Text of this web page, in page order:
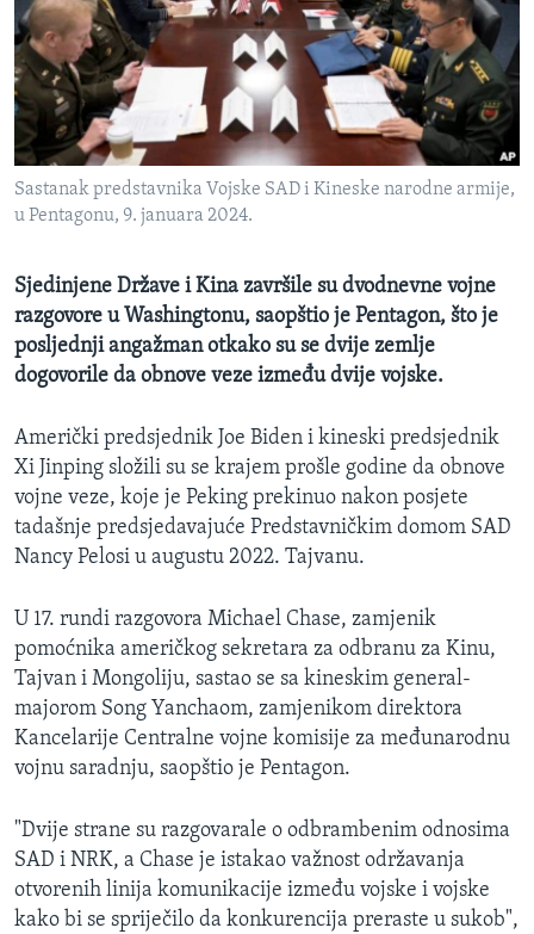
MAGAZIN
O GLASU AMERIKE
Learning English
PRATITE NAS
Jezici
Sastanak predstavnika Vojske SAD i Kineske narodne armije,
u Pentagonu, 9. januara 2024.
Sjedinjene Države i Kina završile su dvodnevne vojne
razgovore u Washingtonu, saopštio je Pentagon, što je
posljednji angažman otkako su se dvije zemlje
dogovorile da obnove veze između dvije vojske.
Američki predsjednik Joe Biden i kineski predsjednik
Xi Jinping složili su se krajem prošle godine da obnove
vojne veze, koje je Peking prekinuo nakon posjete
tadašnje predsjedavajuće Predstavničkim domom SAD
Nancy Pelosi u augustu 2022. Tajvanu.
U 17. rundi razgovora Michael Chase, zamjenik
pomoćnika američkog sekretara za odbranu za Kinu,
Tajvan i Mongoliju, sastao se sa kineskim general-
majorom Song Yanchaom, zamjenikom direktora
Kancelarije Centralne vojne komisije za međunarodnu
vojnu saradnju, saopštio je Pentagon.
"Dvije strane su razgovarale o odbrambenim odnosima
SAD i NRK, a Chase je istakao važnost održavanja
otvorenih linija komunikacije između vojske i vojske
kako bi se spriječilo da konkurencija preraste u sukob",